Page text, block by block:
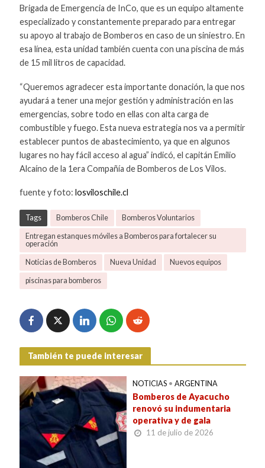
Brigada de Emergencia de InCo, que es un equipo altamente
especializado y constantemente preparado para entregar
su apoyo al trabajo de Bomberos en caso de un siniestro. En
esa línea, esta unidad también cuenta con una piscina de más
de 15 mil litros de capacidad.
“Queremos agradecer esta importante donación, la que nos
ayudará a tener una mejor gestión y administración en las
emergencias, sobre todo en ellas con alta carga de
combustible y fuego. Esta nueva estrategia nos va a permitir
establecer puntos de abastecimiento, ya que en algunos
lugares no hay fácil acceso al agua” indicó, el capitán Emilio
Alcaíno de la 1era Compañía de Bomberos de Los Vilos.
fuente y foto: losviloschile.cl
Tags Bomberos Chile Bomberos Voluntarios
Entregan estanques móviles a Bomberos para fortalecer su
operación
Noticias de Bomberos Nueva Unidad Nuevos equipos
piscinas para bomberos
También te puede interesar
NOTICIAS • ARGENTINA
Bomberos de Ayacucho
renovó su indumentaria
operativa y de gala
11 de julio de 2026